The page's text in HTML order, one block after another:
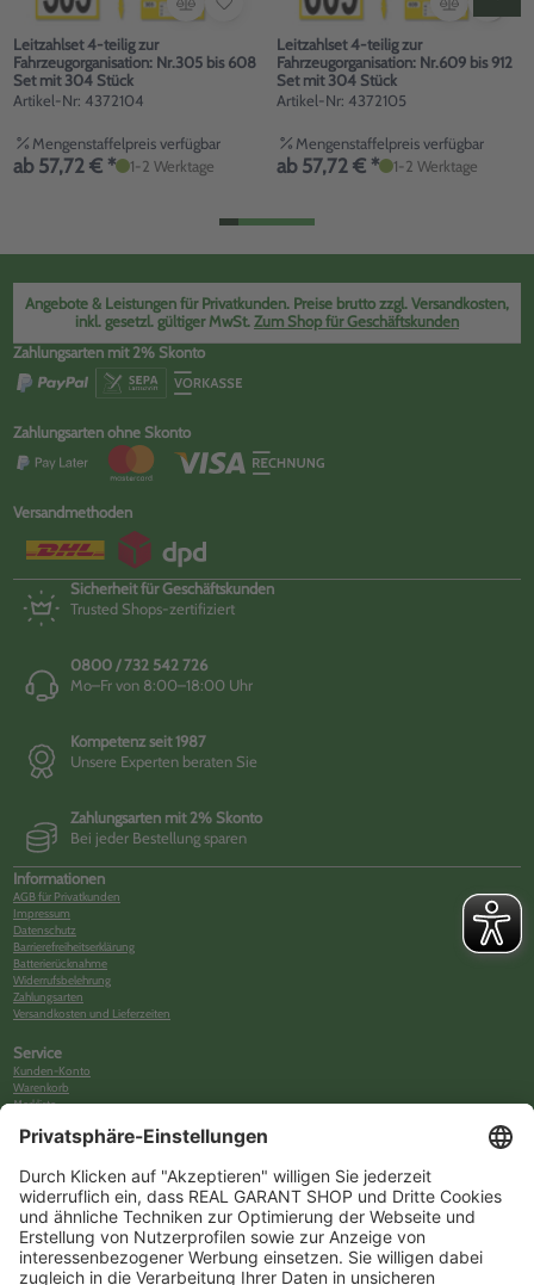
Leitzahlset 4-teilig zur
Fahrzeugorganisation: Nr.305 bis 608
Set mit 304 Stück
Artikel-Nr: 4372104
Mengenstaffelpreis verfügbar
ab 57,72 € * 1-2 Werktage
Leitzahlset 4-teilig zur
Fahrzeugorganisation: Nr.609 bis 912
Set mit 304 Stück
Artikel-Nr: 4372105
Mengenstaffelpreis verfügbar
ab 57,72 € * 1-2 Werktage
Angebote & Leistungen für Privatkunden. Preise brutto zzgl. Versandkosten,
inkl. gesetzl. gültiger MwSt. Zum Shop für Geschäftskunden
Zahlungsarten mit 2% Skonto
Zahlungsarten ohne Skonto
Versandmethoden
Sicherheit für Geschäftskunden
Trusted Shops-zertifiziert
0800 / 732 542 726
Mo–Fr von 8:00–18:00 Uhr
Kompetenz seit 1987
Unsere Experten beraten Sie
Zahlungsarten mit 2% Skonto
Bei jeder Bestellung sparen
Informationen
AGB für Privatkunden
Impressum
Datenschutz
Barrierefreiheitserklärung
Batterierücknahme
Widerrufsbelehrung
Zahlungsarten
Versandkosten und Lieferzeiten
Service
Kunden-Konto
Warenkorb
Merkliste
Newsletter
FAQs
Über uns
Kategorien
Betriebsorganisation (52)
Schlüsselorganisation (140)
Reifenorganisation (35)